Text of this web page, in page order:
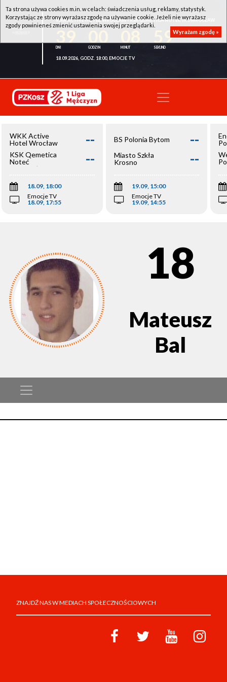
WKK ACTIVE HOTEL WROCŁAW - KSK QEMETICA NOTEĆ INOWROCŁAW
59
18.09.2026, GODZ. 18:00, EMOCJE TV
WKK Active
Hotel Wrocław
--
KSK Qemetica
Noteć
Inowrocław
--
18.09, 18:00
Emocje TV
18.09, 17:55
BS Polonia Bytom --
Miasto Szkła
Krosno
--
19.09, 15:00
Emocje TV
19.09, 14:55
18
Mateusz
Bal
ZNAJDŹ NAS W MEDIACH SPOŁECZNOŚCIOWYCH
Ta strona używa cookies m.in. w celach: świadczenia usług, reklamy, statystyk.
Korzystając ze strony wyrażasz zgodę na używanie cookie. Jeżeli nie wyrażasz
zgody powinieneś zmienić ustawienia swojej przeglądarki.
Wyrażam zgodę »